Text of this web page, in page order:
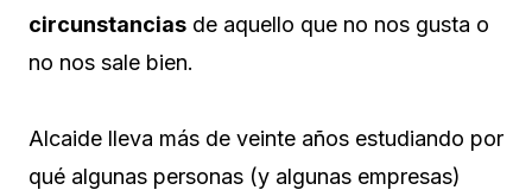
circunstancias de aquello que no nos gusta o
no nos sale bien.
Alcaide lleva más de veinte años estudiando por
qué algunas personas (y algunas empresas)